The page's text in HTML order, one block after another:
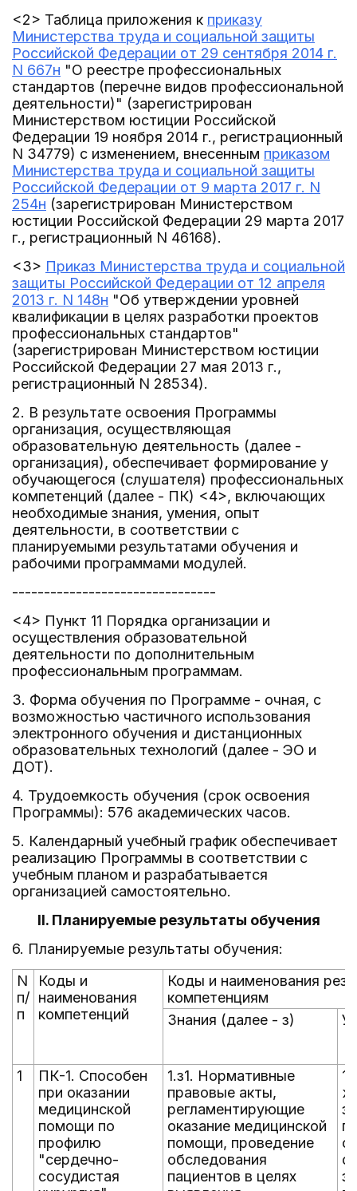
<2> Таблица приложения к приказу
Министерства труда и социальной защиты
Российской Федерации от 29 сентября 2014 г.
N 667н "О реестре профессиональных
стандартов (перечне видов профессиональной
деятельности)" (зарегистрирован
Министерством юстиции Российской
Федерации 19 ноября 2014 г., регистрационный
N 34779) с изменением, внесенным приказом
Министерства труда и социальной защиты
Российской Федерации от 9 марта 2017 г. N
254н (зарегистрирован Министерством
юстиции Российской Федерации 29 марта 2017
г., регистрационный N 46168).
<3> Приказ Министерства труда и социальной
защиты Российской Федерации от 12 апреля
2013 г. N 148н "Об утверждении уровней
квалификации в целях разработки проектов
профессиональных стандартов"
(зарегистрирован Министерством юстиции
Российской Федерации 27 мая 2013 г.,
регистрационный N 28534).
2. В результате освоения Программы
организация, осуществляющая
образовательную деятельность (далее -
организация), обеспечивает формирование у
обучающегося (слушателя) профессиональных
компетенций (далее - ПК) <4>, включающих
необходимые знания, умения, опыт
деятельности, в соответствии с
планируемыми результатами обучения и
рабочими программами модулей.
--------------------------------
<4> Пункт 11 Порядка организации и
осуществления образовательной
деятельности по дополнительным
профессиональным программам.
3. Форма обучения по Программе - очная, с
возможностью частичного использования
электронного обучения и дистанционных
образовательных технологий (далее - ЭО и
ДОТ).
4. Трудоемкость обучения (срок освоения
Программы): 576 академических часов.
5. Календарный учебный график обеспечивает
реализацию Программы в соответствии с
учебным планом и разрабатывается
организацией самостоятельно.
II. Планируемые результаты обучения
6. Планируемые результаты обучения:
N
п/
п
Коды и
наименования
компетенций
Коды и наименования
компетенциям
Знания (далее - з)
1
ПК-1. Способен
при оказании
медицинской
помощи по
профилю
"сердечно-
сосудистая
1.з1. Нормативные
правовые акты,
регламентирующие
оказание медицинской
помощи, проведение
обследования
пациентов в целях